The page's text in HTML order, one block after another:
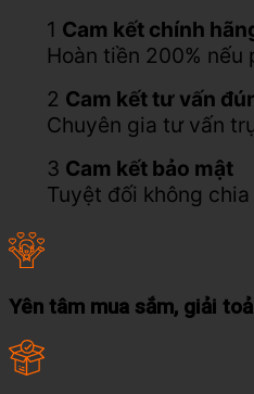
1 Cam kết chính
Hoàn tiền 200% nếu
2 Cam kết tư vấn
Chuyên gia tư vấn
3 Cam kết bảo mật
Tuyệt đối không
Yên tâm mua sắm, giải